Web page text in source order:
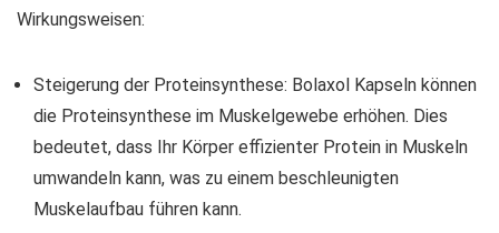
Wirkungsweisen:
Steigerung der Proteinsynthese: Bolaxol Kapseln können
die Proteinsynthese im Muskelgewebe erhöhen. Dies
bedeutet, dass Ihr Körper effizienter Protein in Muskeln
umwandeln kann, was zu einem beschleunigten
Muskelaufbau führen kann.